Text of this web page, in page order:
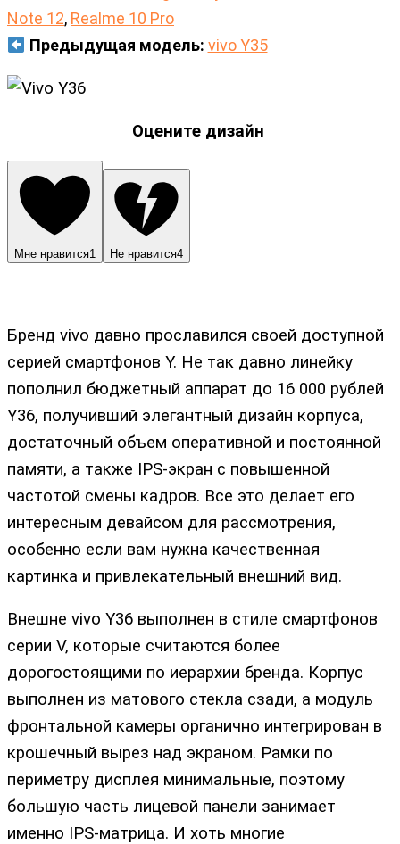
Note 12, Realme 10 Pro
Предыдущая модель: vivo Y35
Оцените дизайн
Мне нравится1 Не нравится4
Бренд vivo давно прославился своей доступной
серией смартфонов Y. Не так давно линейку
пополнил бюджетный аппарат до 16 000 рублей
Y36, получивший элегантный дизайн корпуса,
достаточный объем оперативной и постоянной
памяти, а также IPS-экран с повышенной
частотой смены кадров. Все это делает его
интересным девайсом для рассмотрения,
особенно если вам нужна качественная
картинка и привлекательный внешний вид.
Внешне vivo Y36 выполнен в стиле смартфонов
серии V, которые считаются более
дорогостоящими по иерархии бренда. Корпус
выполнен из матового стекла сзади, а модуль
фронтальной камеры органично интегрирован в
крошечный вырез над экраном. Рамки по
периметру дисплея минимальные, поэтому
большую часть лицевой панели занимает
именно IPS-матрица. И хоть многие